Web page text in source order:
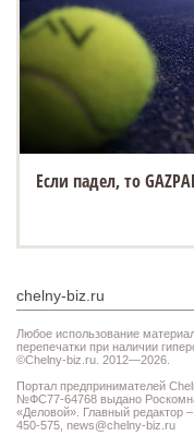
Если падел, то
chelny-biz.ru
Любое использование
перепечатки при наличии
©Chelny-biz.ru. 2012—2026.
Портал предпринимателей
№ФС77-64768 выдано
«Деловой». Главный редактор
450-575, news@chelny-biz.ru